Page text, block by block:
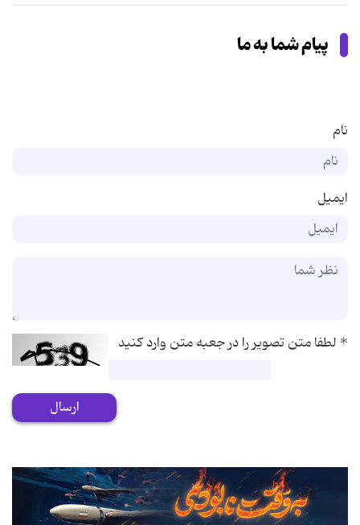
پیام شما به ما
نام
ایمیل
*لطفا متن تصویر را در جعبه متن وارد کنید
ارسال